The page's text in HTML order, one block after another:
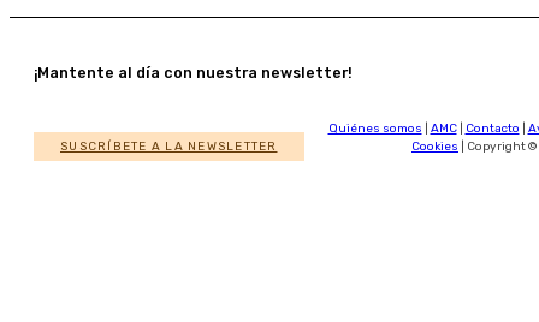
¡Mantente al día con nuestra newsletter!
SUSCRÍBETE A LA NEWSLETTER
Quiénes somos AMC| Contacto
Cookies | Copyright